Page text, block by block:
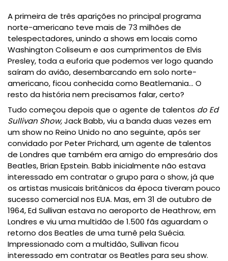
A primeira de três aparições no principal programa
norte-americano teve mais de 73 milhões de
telespectadores, unindo a shows em locais como
Washington Coliseum e aos cumprimentos de Elvis
Presley, toda a euforia que podemos ver logo quando
saíram do avião, desembarcando em solo norte-
americano, ficou conhecida como Beatlemania... O
resto da história nem precisamos falar, certo?
Tudo começou depois que o agente de talentos do Ed
Sullivan Show,Jack Babb, viu a banda duas vezes em
um show no Reino Unido no ano seguinte, após ser
convidado por Peter Prichard, um agente de talentos
de Londres que também era amigo do empresário dos
Beatles,Brian Epstein. Babb inicialmente não estava
interessado em contratar o grupo para o show, já que
os artistas musicais britânicos da época tiveram pouco
sucesso comercial nos EUA. Mas, em 31 de outubro de
1964,Ed Sullivanestava no aeroporto de Heathrow, em
Londres e viu uma multidão de 1.500 fãs aguardam o
retorno dos Beatles de uma turnê pela Suécia.
Impressionado com a multidão, Sullivan ficou
interessado em contratar os Beatles para seu show.